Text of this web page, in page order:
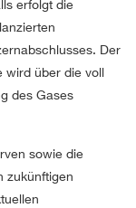
erfolgt die
Der
wird über die voll
des Gases
sowie die
zukünftigen